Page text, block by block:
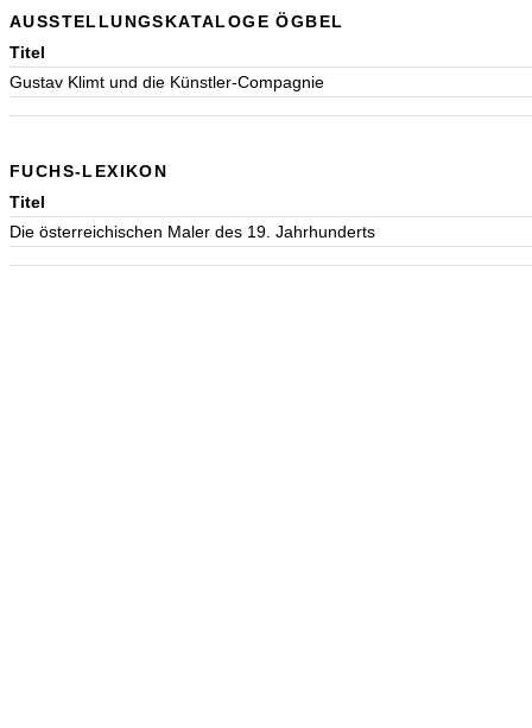
AUSSTELLUNGSKATALOGE ÖGBEL
Titel
Gustav Klimt und die Künstler-Compagnie
FUCHS-LEXIKON
Titel
Die österreichischen Maler des 19. Jahrhunderts